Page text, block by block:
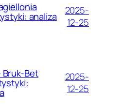
analiza
2025-
12-25
Bruk-Bet
2025-
12-25